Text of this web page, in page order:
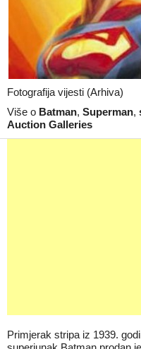
Fotografija vijesti (Arhiva)
Više o Batman, Superman,
Auction Galleries
Primjerak stripa iz 1939.